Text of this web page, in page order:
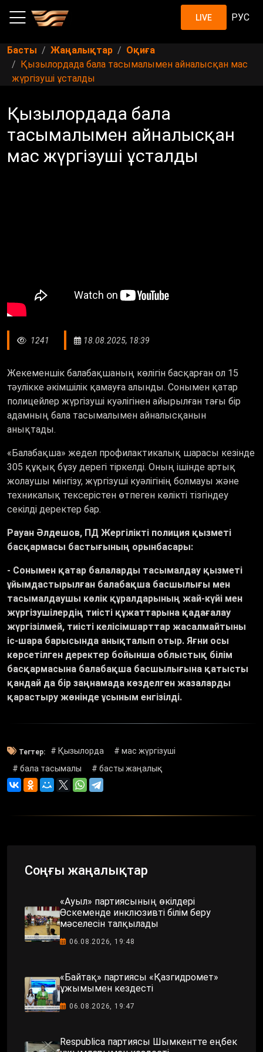
LIVE РУС
Басты Жаңалықтар
Оқиға
Қызылордада бала тасымалымен айналысқан мас
жүргізуші ұсталды
Қызылордада бала
тасымалымен айналысқан
мас жүргізуші ұсталды
1241 18.08.2025, 18:39
Жекеменшік балабақшаның көлігін басқарған ол 15
тәулікке әкімшілік қамауға алынды. Сонымен қатар
полицейлер жүргізуші куәлігінен айырылған тағы бір
адамның бала тасымалымен айналысқанын
анықтады.
«Балабақша» жедел профилактикалық шарасы кезінде
305 құқық бұзу дерегі тіркелді. Оның ішінде артық
жолаушы мінгізу, жүргізуші куәлігінің болмауы және
техникалық тексерістен өтпеген көлікті тізгіндеу
секілді деректер бар.
Рауан Әлдешов, ПД Жергілікті полиция қызметі
басқармасы бастығының орынбасары:
- Сонымен қатар балаларды тасымалдау қызметі
ұйымдастырылған балабақша басшылығы мен
тасымалдаушы көлік құралдарының жай-күйі мен
жүргізушілердің тиісті құжаттарына қадағалау
жүргізілмей, тиісті келісімшарттар жасалмайтыны
іс-шара барысында анықталып отыр. Яғни осы
көрсетілген деректер бойынша облыстық білім
басқармасына балабақша басшылығына қатысты
қандай да бір заңнамада көзделген жазаларды
қарастыру жөнінде ұсыным енгізілді.
Тегтер: # Қызылорда
# мас жүргізуші
# бала тасымалы
# басты жаңалық
Соңғы жаңалықтар
«Ауыл» партиясының өкілдері
Өскеменде инклюзивті білім беру
мәселесін талқылады
06.08.2026, 19:48
«Байтақ» партиясы «Қазгидромет»
ұжымымен кездесті
06.08.2026, 19:47
Respublica партиясы Шымкентте еңбек